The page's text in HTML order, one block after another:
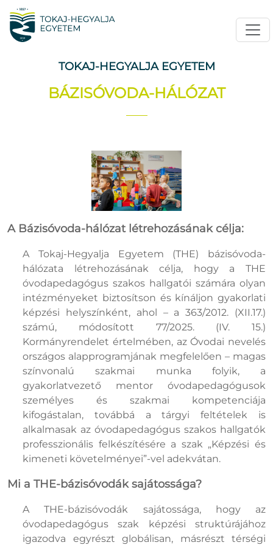
TOKAJ-HEGYALJA EGYETEM
BÁZISÓVODA-HÁLÓZAT
A Bázisóvoda-hálózat létrehozásának célja:
A Tokaj-Hegyalja Egyetem (THE) bázisóvoda-
hálózata létrehozásának célja, hogy a THE
óvodapedagógus szakos hallgatói számára olyan
intézményeket biztosítson és kínáljon gyakorlati
képzési helyszínként, ahol – a 363/2012. (XII.17.)
számú, módosított 77/2025. (IV. 15.)
Kormányrendelet értelmében, az Óvodai nevelés
országos alapprogramjának megfelelően – magas
színvonalú szakmai munka folyik, a
gyakorlatvezető mentor óvodapedagógusok
személyes és szakmai kompetenciája
kifogástalan, továbbá a tárgyi feltételek is
alkalmasak az óvodapedagógus szakos hallgatók
professzionális felkészítésére a szak „Képzési és
kimeneti követelményei”-vel adekvátan.
Mi a THE-bázisóvodák sajátossága?
A THE-bázisóvodák sajátossága, hogy az
óvodapedagógus szak képzési struktúrájához
igazodva egyrészt globálisan, másrészt térségi